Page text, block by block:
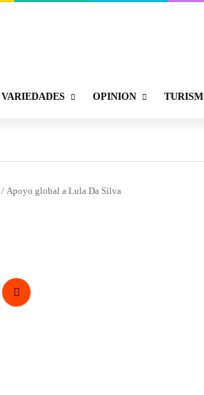
VARIEDADES OPINION
/ Apoyo global a Lula Da Silva